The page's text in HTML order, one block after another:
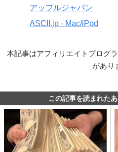
アップルジャパン
ASCII.jp - Mac/iPod
本記事はアフィリエイトプログ
があり
この記事を読まれた